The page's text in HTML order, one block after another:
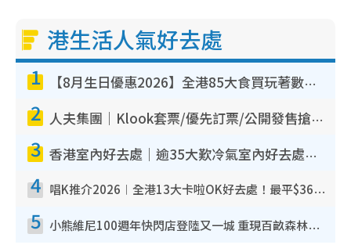
港生活人氣好去處
1 【8月生日優惠2026】全港85大食買玩著數攻略 自助餐/火鍋放題同行免費＋誠品/DONKI送現金券
2 人夫集團｜Klook套票/優先訂票/公開發售搶飛攻略！附票價.購票連結.場地座位表
3 香港室內好去處｜逾35大歎冷氣室內好去處推介 室內活動免費避雨無懼落雨
4 唱K推介2026︱全港13大卡啦OK好去處！最平$36起 日文K都有！(附地址+收費詳情)
5 小熊維尼100週年快閃店登陸又一城 重現百畝森林經典場景／獨家限定盲盒登場／專屬DIY香水